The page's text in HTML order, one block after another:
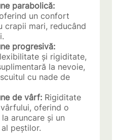
parabolică:
un confort
crapii mari, reducând
progresivă:
și rigiditate,
la nevoie,
cu nade de
de vârf: Rigiditate
oferind o
aruncare și un
peștilor.